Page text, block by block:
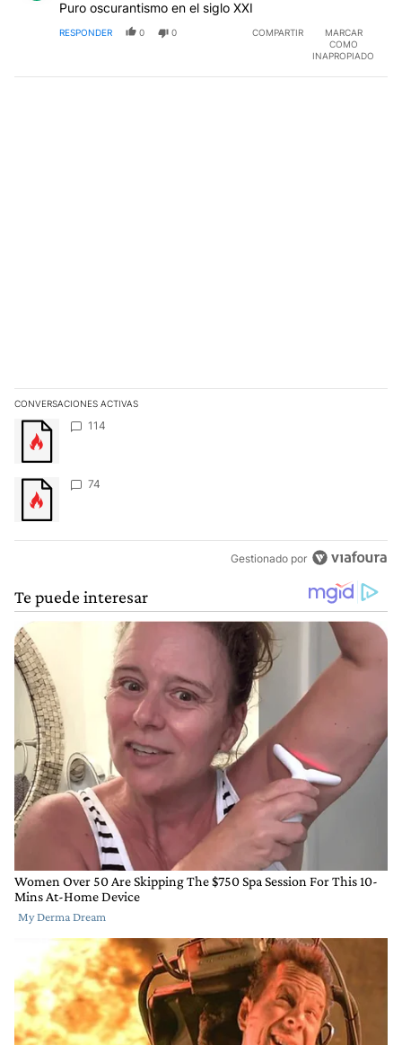
Puro oscurantismo en el siglo XXI
RESPONDER 0 0 COMPARTIR
MARCAR
COMO
INAPROPIADO
CONVERSACIONES ACTIVAS
Este listado muestra los artículos con más comentarios en los
Un artículo de tendencia con el título "" con 114 comentarios.
114
Un artículo de tendencia con el título "" con 74 comentarios.
74
Gestionado por